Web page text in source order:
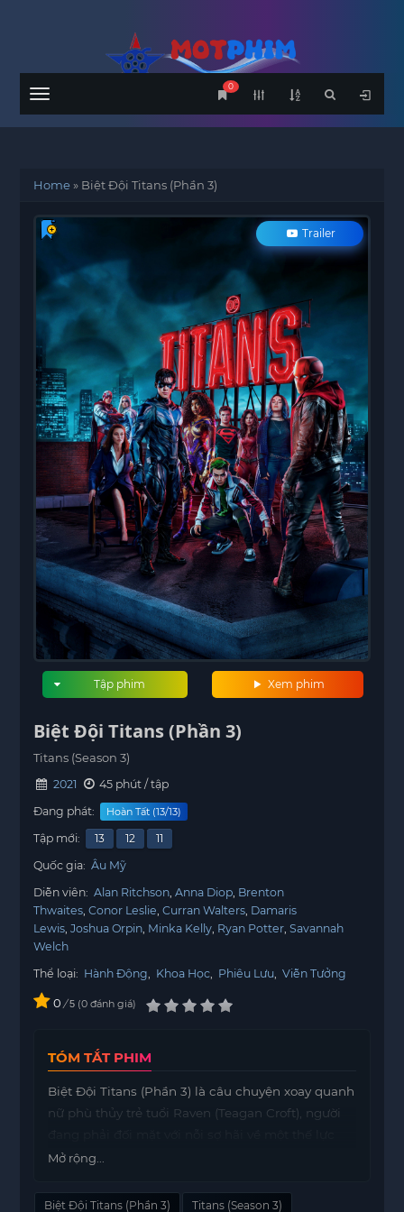
Menu
0
Home» Biệt Đội Titans (Phần 3)
Trailer
Xem phim
Tập phim
Biệt Đội Titans (Phần 3)
Titans (Season 3)
2021
45 phút / tập
Đang phát:
Hoàn Tất (13/13)
Tập mới: 13 12
11
Quốc gia: Âu Mỹ
Diễn viên: Alan Ritchson Anna Diop Brenton
Thwaites Conor Leslie Curran Walters Damaris
Lewis Joshua Orpin Minka Kelly Ryan Potter Savannah
Welch
Thể loại: Hành Động Khoa Học Phiêu Lưu Viễn Tưởng
0 / 5 0 đánh giá
TÓM TẮT PHIM
Biệt Đội Titans (Phần 3) là câu chuyện xoay quanh
nữ phù thủy trẻ tuổi Raven (Teagan Croft), người
ma quái đang có ý định chiếm lấy bản thân cô.
thanh tra Dick Grayson/Robin (Brenton Thwaites).
Mở rộng...
Biệt Đội Titans (Phần 3) Titans (Season 3)